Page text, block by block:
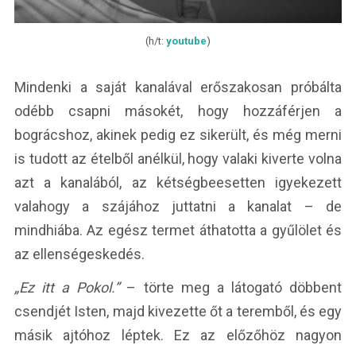
(h/t: youtube)
Mindenki a saját kanalával erőszakosan próbálta
odébb csapni másokét, hogy hozzáférjen a
bográcshoz, akinek pedig ez sikerült, és még merni
is tudott az ételből anélkül, hogy valaki kiverte volna
azt a kanalából, az kétségbeesetten igyekezett
valahogy a szájához juttatni a kanalat – de
mindhiába. Az egész termet áthatotta a gyűlölet és
az ellenségeskedés.
„Ez itt a Pokol.”– törte meg a látogató döbbent
csendjét Isten, majd kivezette őt a teremből, és egy
másik ajtóhoz léptek. Ez az előzőhöz nagyon